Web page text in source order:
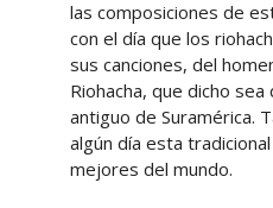
las composiciones de
con el día que los
sus canciones, del
Riohacha, que dicho
antiguo de Suramérica.
algún día esta
mejores del mundo.